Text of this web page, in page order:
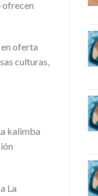
ofrecen
oferta
culturas,
kalimba
La